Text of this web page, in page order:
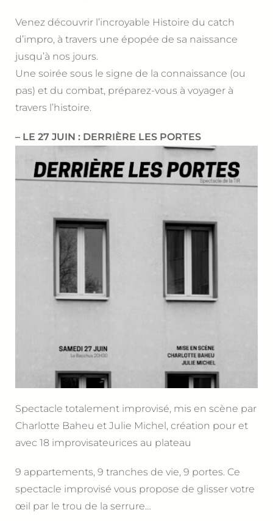
Venez découvrir l’incroyable Histoire du catch
d’impro, à travers une épopée de sa naissance
jusqu’à nos jours.
Une soirée sous le signe de la connaissance (ou
pas) et du combat, préparez-vous à voyager à
travers l’histoire.
– LE 27 JUIN : DERRIÈRE LES PORTES
Spectacle totalement improvisé, mis en scène par
Charlotte Baheu et Julie Michel, création pour et
avec 18 improvisateurices au plateau
9 appartements, 9 tranches de vie, 9 portes. Ce
spectacle improvisé vous propose de glisser votre
œil par le trou de la serrure…